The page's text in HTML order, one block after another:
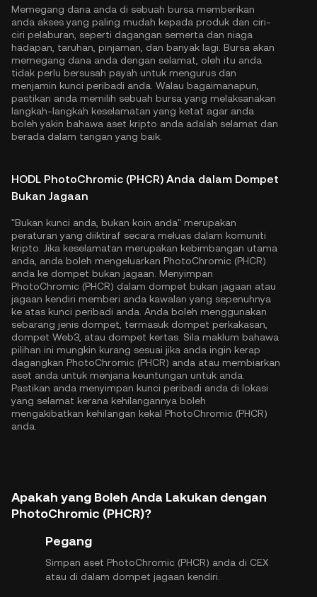
Memegang dana anda di sebuah bursa memberikan
anda akses yang paling mudah kepada produk dan ciri-
ciri pelaburan, seperti dagangan semerta dan niaga
hadapan, taruhan, pinjaman, dan banyak lagi. Bursa akan
memegang dana anda dengan selamat, oleh itu anda
tidak perlu bersusah payah untuk mengurus dan
menjamin kunci peribadi anda. Walau bagaimanapun,
pastikan anda memilih sebuah bursa yang melaksanakan
langkah-langkah keselamatan yang ketat agar anda
boleh yakin bahawa aset kripto anda adalah selamat dan
berada dalam tangan yang baik.
HODL PhotoChromic (PHCR) Anda dalam Dompet
Bukan Jagaan
"Bukan kunci anda, bukan koin anda" merupakan
peraturan yang diiktiraf secara meluas dalam komuniti
kripto. Jika keselamatan merupakan kebimbangan utama
anda, anda boleh mengeluarkan PhotoChromic (PHCR)
anda ke dompet bukan jagaan. Menyimpan
PhotoChromic (PHCR) dalam dompet bukan jagaan atau
jagaan kendiri memberi anda kawalan yang sepenuhnya
ke atas kunci peribadi anda. Anda boleh menggunakan
sebarang jenis dompet, termasuk dompet perkakasan,
dompet Web3, atau dompet kertas. Sila maklum bahawa
pilihan ini mungkin kurang sesuai jika anda ingin kerap
dagangkan PhotoChromic (PHCR) anda atau membiarkan
aset anda untuk menjana keuntungan untuk anda.
Pastikan anda menyimpan kunci peribadi anda di lokasi
yang selamat kerana kehilangannya boleh
mengakibatkan kehilangan kekal PhotoChromic (PHCR)
anda.
Apakah yang Boleh Anda Lakukan dengan
PhotoChromic (PHCR)?
Pegang
Simpan aset PhotoChromic (PHCR) anda di CEX
atau di dalam dompet jagaan kendiri.